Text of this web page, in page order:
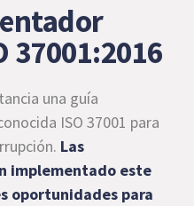
37001:2016
una guía
ISO 37001 para
Las
implementado este
oportunidades para